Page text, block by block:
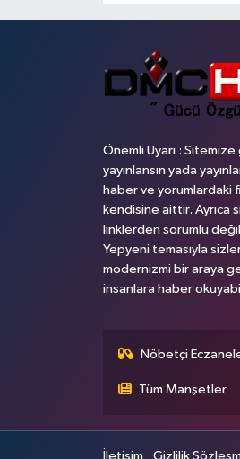
Önemli Uyarı :
yayınlansın yada
haber ve yorumlardaki
kendisine aittir. Ayrıca
linklerden sorumlu
Yepyeni temasıyla
modernizmi bir araya
insanlara haber
Nöbetçi
Tüm Manşetler
İletişim Gizlilik